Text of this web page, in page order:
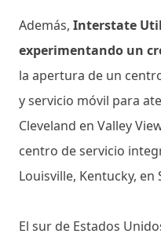
Además, Interstate
experimentando un
la apertura de un
y servicio móvil para
Cleveland en Valley
centro de servicio
Louisville, Kentucky,
El sur de Estados